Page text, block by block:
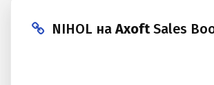
NIHOL наAxoftSales